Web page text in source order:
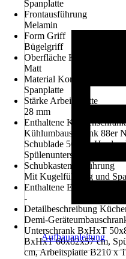
Spanplatte
Frontausführung
Melamin
Form Griff
Bügelgriff
Oberfläche Korpus
Matt
Material Korpus
Spanplatte
Stärke Arbeitsplatte
28 mm
Enthaltene
Kühlumbauschrank 88er
Schublade 50 cm,
Spülenunterschrank 100
Schubkastenausführung
Mit Kugelführung und
Enthaltene Elektrogeräte
-
Detailbeschreibung
Demi-
Unterschrank BxHxT
BxHxT 60x82x57 cm,
cm, Arbeitsplatte B210 x
Aufbauanleitung